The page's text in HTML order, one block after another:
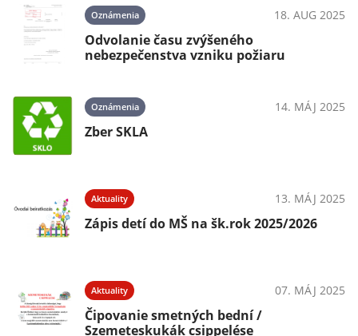
Oznámenia 18. AUG 2025
Odvolanie času zvýšeného
nebezpečenstva vzniku požiaru
Oznámenia 14. MÁJ 2025
Zber SKLA
Aktuality 13. MÁJ 2025
Zápis detí do MŠ na šk.rok 2025/2026
Aktuality 07. MÁJ 2025
Čipovanie smetných bední /
Szemeteskukák csippelése